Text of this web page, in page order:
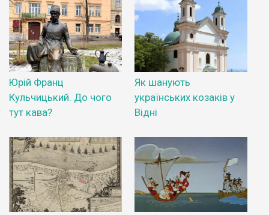
Юрій Франц
Кульчицький. До чого
тут кава?
Як шанують
українських козаків у
Відні